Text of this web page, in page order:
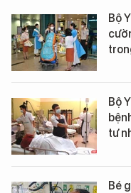
Bộ
Bộ
tư
Bé